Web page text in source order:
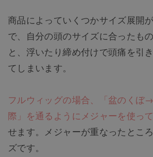
商品によっていくつかサイズ展開
で、自分の頭のサイズに合ったも
と、浮いたり締め付けで頭痛を引
てしまいます。
フルウィッグの場合、「盆のくぼ
際」を通るようにメジャーを使っ
せます。メジャーが重なったとこ
ズです。